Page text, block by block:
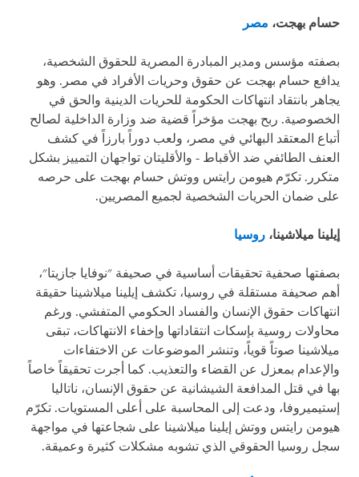
حسام بهجت، مصر
بصفته مؤسس ومدير المبادرة المصرية للحقوق الشخصية،
يدافع حسام بهجت عن حقوق وحريات الأفراد في مصر. وهو
يجاهر بانتقاد انتهاكات الحكومة للحريات الدينية والحق في
الخصوصية. ربح بهجت مؤخراً قضية ضد وزارة الداخلية لصالح
أتباع المعتقد البهائي في مصر، ولعب دوراً بارزاً في كشف
العنف الطائفي ضد الأقباط - والأقليتان تواجهان التمييز بشكل
متكرر. تكرّم هيومن رايتس ووتش حسام بهجت على حرصه
على ضمان الحريات الشخصية لجميع المصريين.
إيلينا ميلاشينا، روسيا
بصفتها صحفية تحقيقات أساسية في صحيفة "نوفايا جازيتا"،
أهم صحيفة مستقلة في روسيا، تكشف إيلينا ميلاشينا حقيقة
انتهاكات حقوق الإنسان والفساد الحكومي المتفشي. ورغم
محاولات روسية بإسكات انتقاداتها وإخفاء الانتهاكات، تبقى
ميلاشينا صوتاً قوياً، وتنشر الموضوعات عن الاختفاءات
والإعدام بمعزل عن القضاء والتعذيب. كما أجرت تحقيقاً خاصاً
بها في قتل المدافعة الشيشانية عن حقوق الإنسان، ناتاليا
إستيميروفا، ودعت إلى المحاسبة على أعلى المستويات. تكرّم
هيومن رايتس ووتش إيلينا ميلاشينا على شجاعتها في مواجهة
سجل روسيا الحقوقي الذي تشوبه مشكلات كثيرة وعميقة.